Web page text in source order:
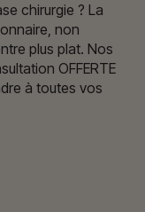
chirurgie ? La
non
plus plat. Nos
OFFERTE
à toutes vos